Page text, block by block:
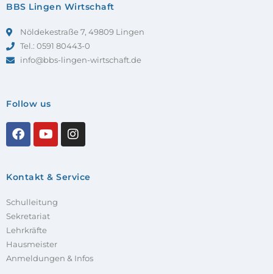
BBS Lingen Wirtschaft
Nöldekestraße 7, 49809 Lingen
Tel.: 0591 80443-0
info@bbs-lingen-wirtschaft.de
Follow us
Kontakt & Service
Schulleitung
Sekretariat
Lehrkräfte
Hausmeister
Anmeldungen & Infos